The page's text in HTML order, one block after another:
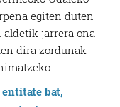
egiten duten
jarrera ona
dira zordunak